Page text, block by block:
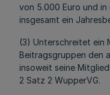
von 5.000 Euro und
insgesamt ein
(3) Unterschreitet ein
Beitragsgruppen den
insoweit seine
2 Satz 2 WupperVG.